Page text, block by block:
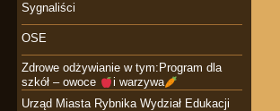
Sygnaliści
OSE
Zdrowe odżywianie w tym:Program dla
szkół – owoce
i warzywa
Urząd Miasta Rybnika Wydział Edukacji